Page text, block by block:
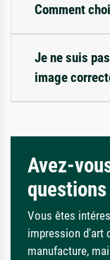
Comment
Je ne suis
image
Avez-
questions
Vous êtes
impression d'art
manufacture,